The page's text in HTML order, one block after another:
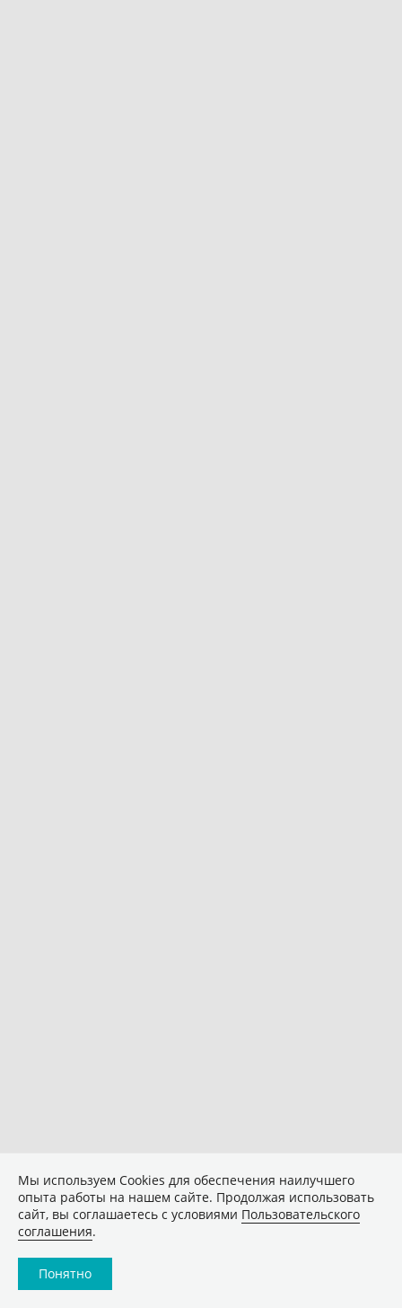
Мы используем Сookies для обеспечения наилучшего
опыта работы на нашем сайте. Продолжая использовать
сайт, вы соглашаетесь с условиями Пользовательского
соглашения.
Понятно